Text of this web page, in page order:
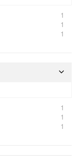
1
1
1
1
1
1